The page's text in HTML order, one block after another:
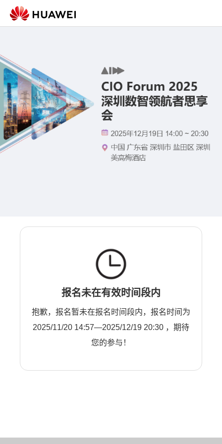
报名未在有效时间段内
抱歉，报名暂未在报名时间段内，报名时间为
2025/11/20 14:57—2025/12/19 20:30 ，期待
您的参与！